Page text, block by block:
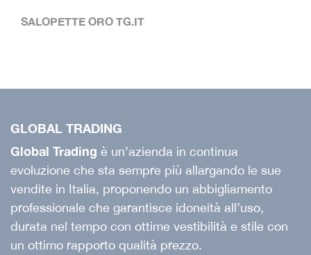
SALOPETTE ORO TG.IT
GLOBAL TRADING
Global Trading è un’azienda in continua
evoluzione che sta sempre più allargando le sue
vendite in Italia, proponendo un abbigliamento
professionale che garantisce idoneità all’uso,
durata nel tempo con ottime vestibilità e stile con
un ottimo rapporto qualità prezzo.